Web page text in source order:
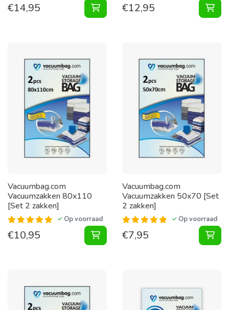
€14,95 Vacuumzakken 150x110 [Set 2
€12,95
Vacuumbag.com
Vacuumzakken 80x110
[Set 2 zakken]
Op voorraad
€10,95 Vacuumzakken 80x110 [Set 2
Vacuumbag.com
Vacuumzakken 50x70 [Set
2 zakken]
Op voorraad
€7,95